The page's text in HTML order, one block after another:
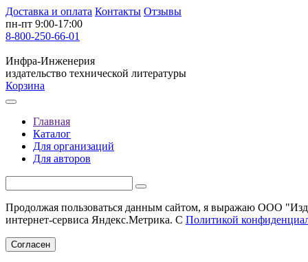
Доставка и оплата Контакты Отзывы
пн-пт 9:00-17:00
8-800-250-66-01
Инфра-Инженерия
издательство технической литературы
Корзина
Главная
Каталог
Для организаций
Для авторов
Продолжая пользоваться данным сайтом, я выражаю ООО
интернет-сервиса Яндекс.Метрика. С Политикой
Согласен